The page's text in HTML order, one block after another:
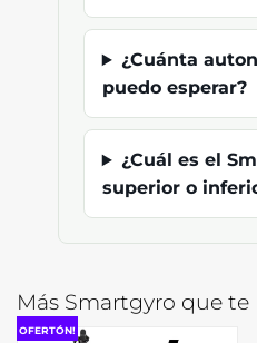
¿Cuánta
puedo esperar?
¿Cuál es el
superior o
Más Smartgyro que
OFERTÓN!